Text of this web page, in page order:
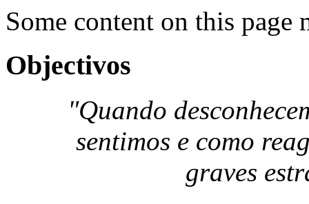
Some content on this page
Objectivos
"Quando
sentimos e como
graves